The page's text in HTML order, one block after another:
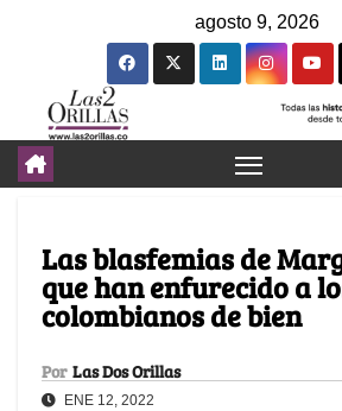
agosto 9, 2026
Las blasfemias de
que han enfurecido a
colombianos de bien
Por Las Dos Orillas
ENE 12, 2022